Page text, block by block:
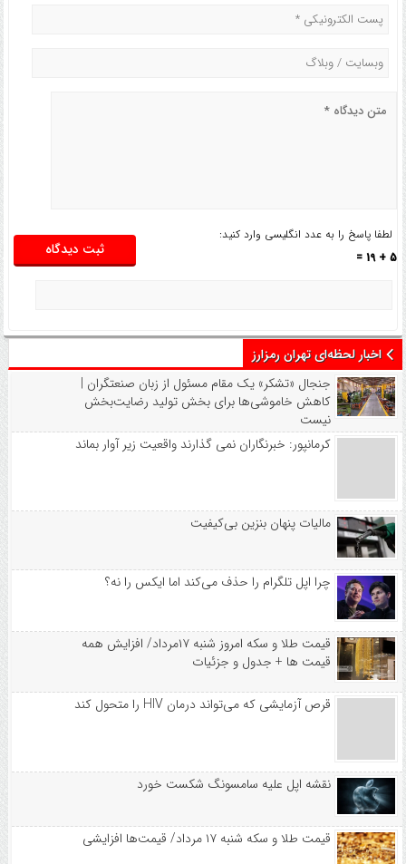
لطفا پاسخ را به عدد انگلیسی وارد کنید:
5 + 19 =
اخبار لحظه‌ای تهران رمزارز
جنجال «تشکر» یک مقام مسئول از زبان صنعتگران |
کاهش خاموشی‌ها برای بخش تولید رضایت‌بخش
نیست
کرمانپور: خبرنگاران نمی گذارند واقعیت زیر آوار بماند
مالیات پنهان بنزین بی‌کیفیت
چرا اپل تلگرام را حذف می‌کند اما ایکس را نه؟
قیمت طلا و سکه امروز شنبه ۱۷مرداد/ افزایش همه
قیمت ها + جدول و جزئیات
قرص آزمایشی که می‌تواند درمان HIV را متحول کند
نقشه اپل علیه سامسونگ شکست خورد
قیمت طلا و سکه شنبه ۱۷ مرداد/ قیمت‌ها افزایشی